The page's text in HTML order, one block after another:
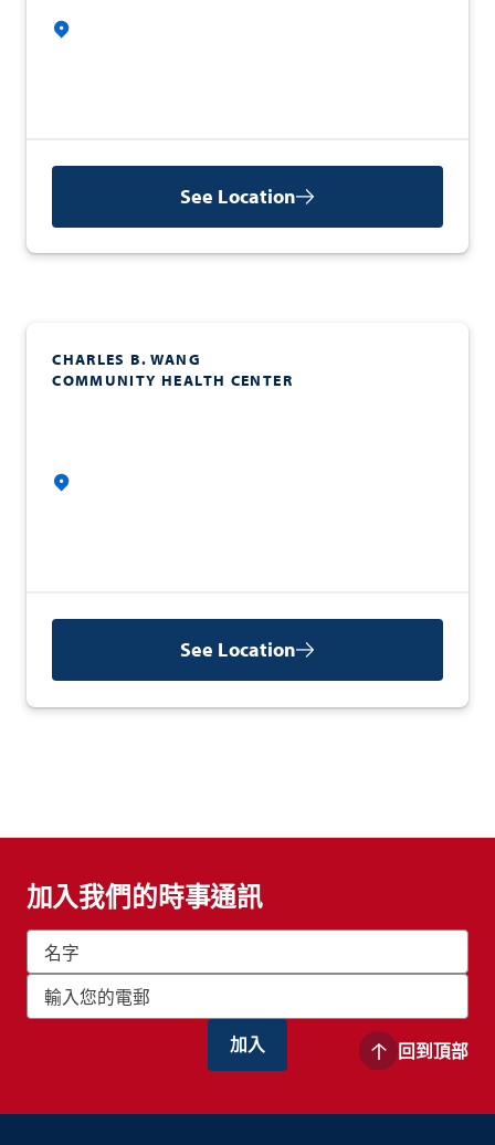
See Location
CHARLES B. WANG
COMMUNITY HEALTH CENTER
See Location
加入我們的時事通訊
回到頂部